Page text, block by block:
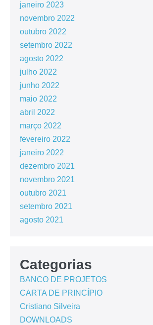
janeiro 2023
novembro 2022
outubro 2022
setembro 2022
agosto 2022
julho 2022
junho 2022
maio 2022
abril 2022
março 2022
fevereiro 2022
janeiro 2022
dezembro 2021
novembro 2021
outubro 2021
setembro 2021
agosto 2021
Categorias
BANCO DE PROJETOS
CARTA DE PRINCÍPIO
Cristiano Silveira
DOWNLOADS